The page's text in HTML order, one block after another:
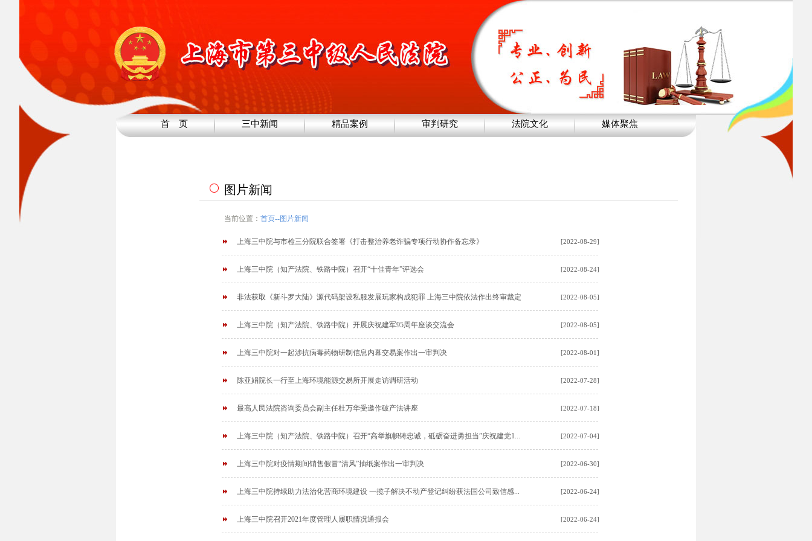
首 页 三中新闻 精品案例 审判研究 法院文化 媒体聚焦
图片新闻
当前位置： 首页--图片新闻
[2022-08-29]
上海三中院与市检三分院联合签署《打击整治养老诈骗专项行动协作备忘录》
[2022-08-24]
上海三中院（知产法院、铁路中院）召开“十佳青年”评选会
[2022-08-05]
非法获取《新斗罗大陆》源代码架设私服发展玩家构成犯罪 上海三中院依法作出终审裁定
[2022-08-05]
上海三中院（知产法院、铁路中院）开展庆祝建军95周年座谈交流会
[2022-08-01]
上海三中院对一起涉抗病毒药物研制信息内幕交易案作出一审判决
[2022-07-28]
陈亚娟院长一行至上海环境能源交易所开展走访调研活动
[2022-07-18]
最高人民法院咨询委员会副主任杜万华受邀作破产法讲座
[2022-07-04]
上海三中院（知产法院、铁路中院）召开“高举旗帜铸忠诚，砥砺奋进勇担当”庆祝建党1...
[2022-06-30]
上海三中院对疫情期间销售假冒“清风”抽纸案作出一审判决
[2022-06-24]
上海三中院持续助力法治化营商环境建设 一揽子解决不动产登记纠纷获法国公司致信感...
[2022-06-24]
上海三中院召开2021年度管理人履职情况通报会